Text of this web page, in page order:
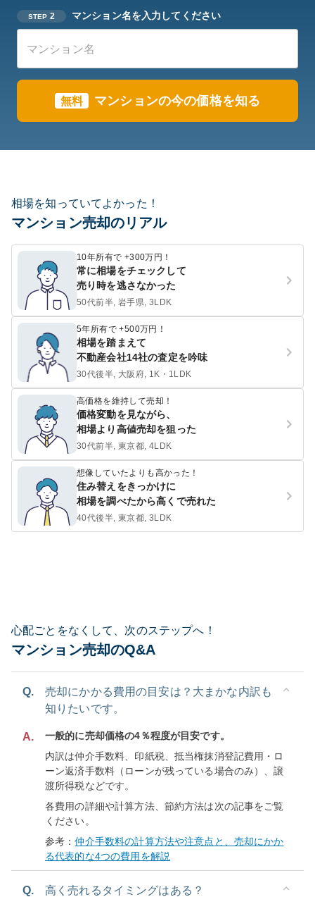
STEP 2 マンション名を入力してください
無料 マンションの今の価格を知る
相場を知っていてよかった！
マンション売却のリアル
10年所有で +300万円！
常に相場をチェックして
売り時を逃さなかった
50代前半, 岩手県, 3LDK
5年所有で +500万円！
相場を踏まえて
不動産会社14社の査定を吟味
30代後半, 大阪府, 1K・1LDK
高価格を維持して売却！
価格変動を見ながら、
相場より高値売却を狙った
30代前半, 東京都, 4LDK
想像していたよりも高かった！
住み替えをきっかけに
相場を調べたから高くで売れた
40代後半, 東京都, 3LDK
心配ごとをなくして、次のステップへ！
マンション売却のQ&A
Q.
売却にかかる費用の目安は？大まかな内訳も
知りたいです。
A.
一般的に売却価格の4％程度が目安です。
内訳は仲介手数料、印紙税、抵当権抹消登記費用・ロ
ーン返済手数料（ローンが残っている場合のみ）、譲
渡所得税などです。
各費用の詳細や計算方法、節約方法は次の記事をご覧
ください。
参考：仲介手数料の計算方法や注意点と、売却にかか
る代表的な4つの費用を解説
Q. 高く売れるタイミングはある？